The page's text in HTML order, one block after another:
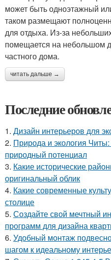
может быть одноэтажный
таком размещают
для отдыха. Из-за
помещается на небольшом
частного дома.
читать дальше →
Последние
1. Дизайн интерьеров для
2. Природа и экология Читы:
природный потенциал
3. Какие исторические
оригинальный облик
4. Какие современные
столице
5. Создайте свой мечтный
программ для дизайна
6. Удобный монтаж
шагом к идеальному